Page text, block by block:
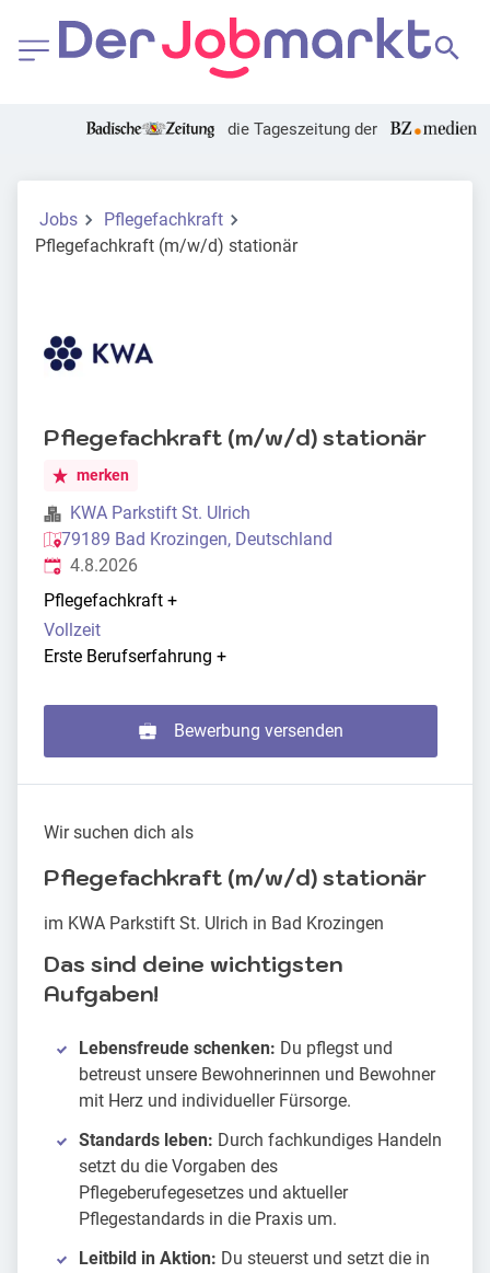
die Tageszeitung der
Jobs
Pflegefachkraft
Pflegefachkraft (m/w/d) stationär
Pflegefachkraft (m/w/d) stationär
merken
KWA Parkstift St. Ulrich
79189 Bad Krozingen, Deutschland
Veröffentlicht
4.8.2026
Pflegefachkraft +
Vollzeit
Erste Berufserfahrung +
Bewerbung versenden
Wir suchen dich als
Pflegefachkraft (m/w/d) stationär
im KWA Parkstift St. Ulrich in Bad Krozingen
Das sind deine wichtigsten
Aufgaben!
Lebensfreude schenken: Du pflegst und
betreust unsere Bewohnerinnen und Bewohner
mit Herz und individueller Fürsorge.
Standards leben: Durch fachkundiges Handeln
setzt du die Vorgaben des
Pflegeberufegesetzes und aktueller
Pflegestandards in die Praxis um.
Leitbild in Aktion: Du steuerst und setzt die in